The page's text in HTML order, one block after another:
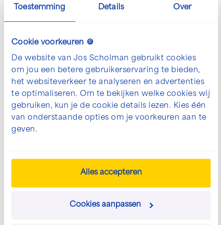
Toestemming Details Over
Cookie voorkeuren 🍪
De website van Jos Scholman gebruikt cookies
om jou een betere gebruikerservaring te bieden,
het websiteverkeer te analyseren en advertenties
te optimaliseren. Om te bekijken welke cookies wij
gebruiken, kun je de cookie details lezen. Kies één
van onderstaande opties om je voorkeuren aan te
geven.
Alles accepteren
Cookies aanpassen
Open en vergroot galerij afbeelding in
project bespreken?
met ons op om jouw wensen te bespreken.